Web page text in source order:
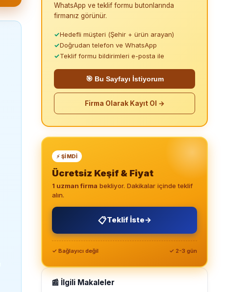
WhatsApp ve teklif formu butonlarında
firmanız görünür.
✓Hedefli müşteri (Şehir + ürün arayan)
✓Doğrudan telefon ve WhatsApp
✓Teklif formu bildirimleri e-posta ile
🎯 Bu Sayfayı İstiyorum
Firma Olarak Kayıt Ol →
⚡ ŞIMDI
Ücretsiz Keşif & Fiyat
1 uzman firma bekliyor. Dakikalar içinde teklif
alın.
📋Teklif İste→
✓ Bağlayıcı değil ✓ 2-3 gün
📰 İlgili Makaleler